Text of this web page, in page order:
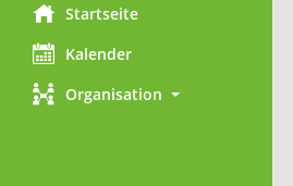
Startseite
Kalender
Organisation